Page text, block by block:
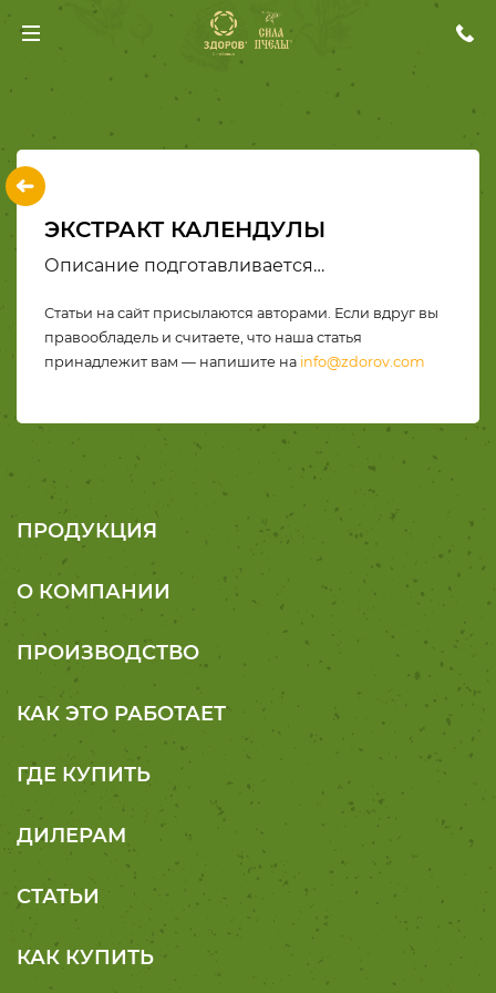
ЭКСТРАКТ КАЛЕНДУЛЫ
Описание подготавливается…
Статьи на сайт присылаются авторами. Если вдруг вы
правообладель и считаете, что наша статья
принадлежит вам — напишите на info@zdorov.com
ПРОДУКЦИЯ
О КОМПАНИИ
ПРОИЗВОДСТВО
КАК ЭТО РАБОТАЕТ
ГДЕ КУПИТЬ
ДИЛЕРАМ
СТАТЬИ
КАК КУПИТЬ